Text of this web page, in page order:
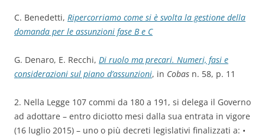
C. Benedetti, Ripercorriamo come si è svolta la gestione della
domanda per le assunzioni fase B e C
G. Denaro, E. Recchi, Di ruolo ma precari. Numeri, fasi e
considerazioni sul piano d’assunzioni, in Cobas n. 58, p. 11
2. Nella Legge 107 commi da 180 a 191, si delega il Governo
ad adottare – entro diciotto mesi dalla sua entrata in vigore
(16 luglio 2015) – uno o più decreti legislativi finalizzati a: •